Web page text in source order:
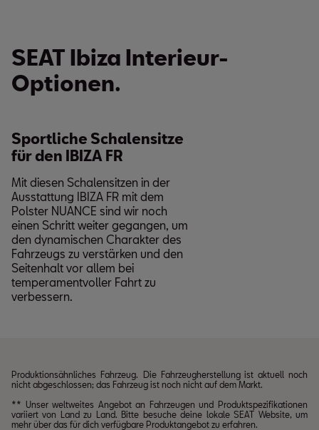
SEAT Ibiza Interieur-
Optionen.
Sportliche Schalensitze
für den IBIZA FR
Mit diesen Schalensitzen in der
Ausstattung IBIZA FR mit dem
Polster NUANCE sind wir noch
einen Schritt weiter gegangen, um
den dynamischen Charakter des
Fahrzeugs zu verstärken und den
Seitenhalt vor allem bei
temperamentvoller Fahrt zu
verbessern.
Produktionsähnliches Fahrzeug. Die Fahrzeugherstellung ist aktuell noch
nicht abgeschlossen; das Fahrzeug ist noch nicht auf dem Markt.
** Unser weltweites Angebot an Fahrzeugen und Produktspezifikationen
variiert von Land zu Land. Bitte besuche deine lokale SEAT Website, um
mehr über das für dich verfügbare Produktangebot zu erfahren.